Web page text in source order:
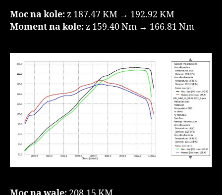
Moc na kole:z 187.47 KM → 192.92 KM
Moment na kole:z 159.40 Nm → 166.81 Nm